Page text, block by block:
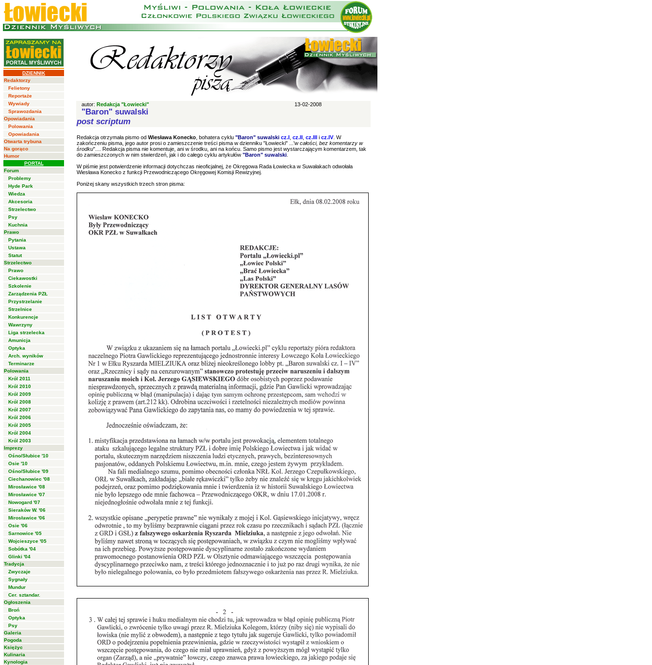
DZIENNIK
Redaktorzy
Felietony
Reportaże
Wywiady
Sprawozdania
Opowiadania
Polowania
Opowiadania
Otwarta trybuna
Na gorąco
Humor
PORTAL
Forum
Problemy
Hyde Park
Wiedza
Akcesoria
Strzelectwo
Psy
Kuchnia
Prawo
Pytania
Ustawa
Statut
Strzelectwo
Prawo
Ciekawostki
Szkolenie
Zarządzenia PZŁ
Przystrzelanie
Strzelnice
Konkurencje
Wawrzyny
Liga strzelecka
Amunicja
Optyka
Arch. wyników
Terminarze
Polowania
Król 2011
Król 2010
Król 2009
Król 2008
Król 2007
Król 2006
Król 2005
Król 2004
Król 2003
Imprezy
Ośno/Słubice '10
Osie '10
Ośno/Słubice '09
Ciechanowiec '08
Mirosławice '08
Mirosławice '07
Nowogard '07
Sieraków W. '06
Mirosławice '06
Osie '06
Sarnowice '05
Wojcieszyce '05
Sobótka '04
Glinki '04
Tradycja
Zwyczaje
Sygnały
Mundur
Cer. sztandar.
Ogłoszenia
Broń
Optyka
Psy
Galeria
Pogoda
Księżyc
Kulinaria
Kynologia
autor: Redakcja "Łowiecki" 13-02-2008
"Baron" suwalski
post scriptum
Redakcja otrzymała pismo od Wiesława Konecko , bohatera cyklu "Baron" suwalski cz.I cz.II cz.III i cz.IV. W
zakończeniu pisma, jego autor prosi o zamieszczenie treści pisma w dzienniku "Łowiecki" ...'w całości, bez komentarzy w
środku".... Redakcja pisma nie komentuje, ani w środku, ani na końcu. Samo pismo jest wystarczającym komentarzem, tak
do zamieszczonych w nim stwierdzeń, jak i do całego cyklu artykułów "Baron" suwalski
W piśmie jest potwierdzenie informacji dotychczas nieoficjalnej, że Okręgowa Rada Łowiecka w Suwałakach odwołała
Wiesława Konecko z funkcji Przewodniczącego Okręgowej Komisji Rewizyjnej.
Poniżej skany wszystkich trzech stron pisma: